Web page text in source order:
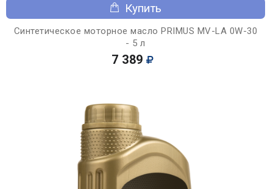
Купить
Синтетическое моторное масло PRIMUS MV-LA 0W-30
- 5 л
7 389